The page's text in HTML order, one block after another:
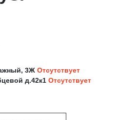
3Ж Отсутствует
д.42к1 Отсутствует